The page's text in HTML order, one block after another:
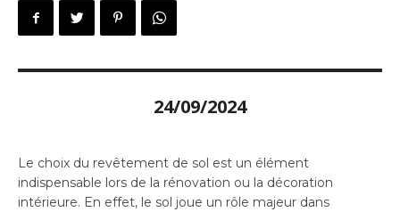
24/09/2024
Le choix du revêtement de sol est un élément
indispensable lors de la rénovation ou la décoration
intérieure. En effet, le sol joue un rôle majeur dans